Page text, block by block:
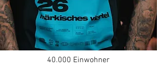
40.000 Einwohner